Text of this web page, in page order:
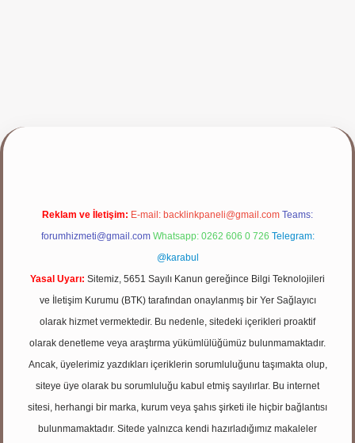
Reklam ve İletişim: E-mail: backlinkpaneli@gmail.com Teams:
forumhizmeti@gmail.com Whatsapp: 0262 606 0 726 Telegram:
@karabul
Yasal Uyarı: Sitemiz, 5651 Sayılı Kanun gereğince Bilgi Teknolojileri
ve İletişim Kurumu (BTK) tarafından onaylanmış bir Yer Sağlayıcı
olarak hizmet vermektedir. Bu nedenle, sitedeki içerikleri proaktif
olarak denetleme veya araştırma yükümlülüğümüz bulunmamaktadır.
Ancak, üyelerimiz yazdıkları içeriklerin sorumluluğunu taşımakta olup,
siteye üye olarak bu sorumluluğu kabul etmiş sayılırlar. Bu internet
sitesi, herhangi bir marka, kurum veya şahıs şirketi ile hiçbir bağlantısı
bulunmamaktadır. Sitede yalnızca kendi hazırladığımız makaleler